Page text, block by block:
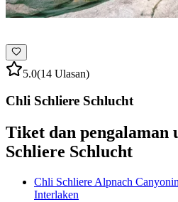
5.0(14 Ulasan)
Chli Schliere Schlucht
Tiket dan pengalaman
Schliere Schlucht
Chli Schliere Alpnach
Interlaken